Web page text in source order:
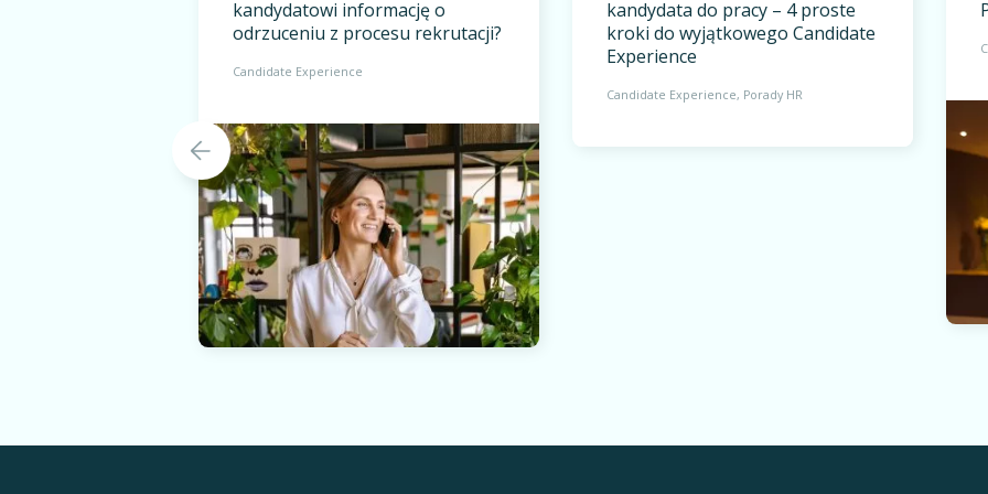
kandydatowi informację o
odrzuceniu z procesu rekrutacji?
Candidate Experience
kandydata do pracy – 4 proste
kroki do wyjątkowego Candidate
Experience
Candidate Experience Porady HR